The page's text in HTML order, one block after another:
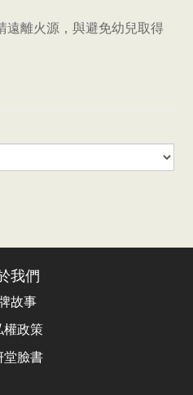
離火源，與避免幼兒取得
我們
故事
權政策
堂臉書